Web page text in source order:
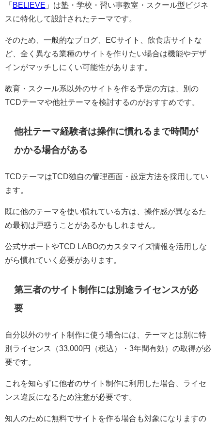
「BELIEVE 」は塾・学校・習い事教室・スクール型ビジネ
スに特化して設計されたテーマです。
そのため、一般的なブログ、ECサイト、飲食店サイトな
ど、全く異なる業種のサイトを作りたい場合は機能やデザ
インがマッチしにくい可能性があります。
教育・スクール系以外のサイトを作る予定の方は、別の
TCDテーマや他社テーマを検討するのがおすすめです。
他社テーマ経験者は操作に慣れるまで時間が
かかる場合がある
TCDテーマはTCD独自の管理画面・設定方法を採用してい
ます。
既に他のテーマを使い慣れている方は、操作感が異なるた
め最初は戸惑うことがあるかもしれません。
公式サポートやTCD LABOのカスタマイズ情報を活用しな
がら慣れていく必要があります。
第三者のサイト制作には別途ライセンスが必
要
自分以外のサイト制作に使う場合には、テーマとは別に特
別ライセンス（33,000円（税込）・3年間有効）の取得が必
要です。
これを知らずに他者のサイト制作に利用した場合、ライセ
ンス違反になるため注意が必要です。
知人のために無料でサイトを作る場合も対象になりますの